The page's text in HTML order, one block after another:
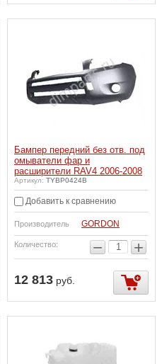
Бампер передний без отв. под
омыватели фар и
расширители RAV4 2006-2008
Артикул: TYBP0424B
Добавить к сравнению
Производитель GORDON
Количество: − +
12 813 руб.